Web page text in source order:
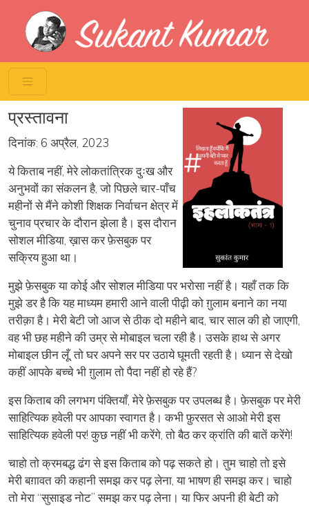
Skip to main content
प्रस्तावना
दिनांक: 6 अप्रैल, 2023
ये किताब नहीं, मेरे लोकतांत्रिक दुःख और
अनुभवों का संकलन है, जो पिछले चार-पाँच
महीनों से मैंने कोशी शिक्षक निर्वाचन क्षेत्र में
चुनाव प्रचार के दौरान झेला है। इस दौरान
सोशल मीडिया, ख़ास कर फ़ेसबुक पर
सक्रिय हुआ था।
मुझे फ़ेसबुक या कोई और सोशल मीडिया पर भरोसा नहीं है। यहाँ तक कि
मुझे डर है कि यह माध्यम हमारी आने वाली पीढ़ी को ग़ुलाम बनाने का नया
तरीक़ा है। मेरी बेटी जो आज से ठीक दो महीने बाद, चार साल की हो जाएगी,
वह भी छह महीने की उम्र से मोबाइल चला रही है। उसके हाथ से अगर
मोबाइल छीन लूँ, तो घर अपने सर पर उठाये घूमती रहती है। ध्यान से देखो
कहीं आपके बच्चे भी ग़ुलाम तो पैदा नहीं हो रहे हैं?
इस किताब की लगभग पंक्तियाँ, मेरे फ़ेसबुक पर उपलब्ध है। फ़ेसबुक पर मेरी
साहित्यिक हवेली पर आपका स्वागत है। कभी फ़ुरसत से आओ मेरी इस
साहित्यिक हवेली पर! कुछ नहीं भी करेंगे, तो बैठ कर क्रांति की बातें करेंगे!
चाहो तो क्रमबद्ध ढंग से इस किताब को पढ़ सकते हो। तुम चाहो तो इसे
मेरीबग़ावत की कहानीसमझ कर पढ़ लेना, याभाषणही समझ कर। चाहो
तो मेरा “सुसाइड नोट”समझ कर पढ़ लेना। या फिर अपनी ही बेटी को